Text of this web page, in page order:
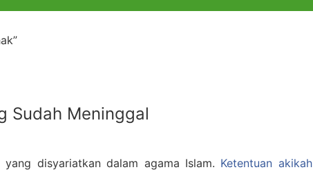
Sudah Meninggal
disyariatkan dalam agama Islam. Ketentuan akikah